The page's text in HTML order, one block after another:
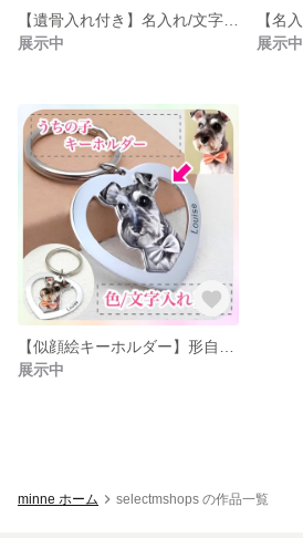
展示中
展示中
展示中
minne ホーム selectmshops の作品一覧